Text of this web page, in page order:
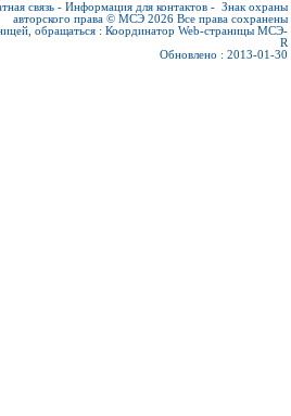
связь - Информация для контактов - Знак охраны
авторского права © МСЭ 2026 Все права сохранены
обращаться : Координатор Web-страницы МСЭ-
R
Обновлено : 2013-01-30